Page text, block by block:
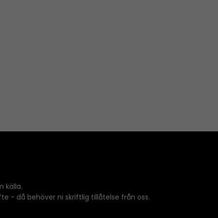
källa.
- då behöver ni skriftlig tillåtelse från oss.